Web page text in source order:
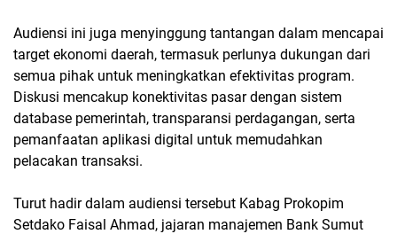
Audiensi ini juga menyinggung tantangan dalam mencapai
target ekonomi daerah, termasuk perlunya dukungan dari
semua pihak untuk meningkatkan efektivitas program.
Diskusi mencakup konektivitas pasar dengan sistem
database pemerintah, transparansi perdagangan, serta
pemanfaatan aplikasi digital untuk memudahkan
pelacakan transaksi.
Turut hadir dalam audiensi tersebut Kabag Prokopim
Setdako Faisal Ahmad, jajaran manajemen Bank Sumut